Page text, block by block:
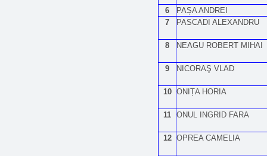
6
PAȘA ANDREI
7
PASCADI ALEXANDRU
8 NEAGU ROBERT MIHAI
9 NICORAŞ VLAD
10 ONIȚA HORIA
11 ONUL INGRID FARA
12 OPREA CAMELIA